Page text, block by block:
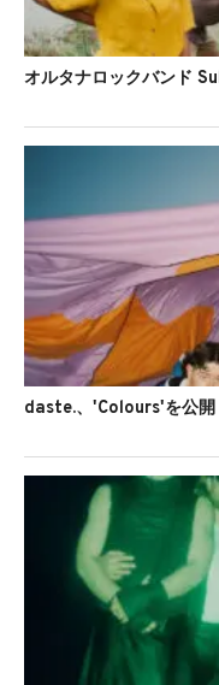
daste.、'Colours'を公開